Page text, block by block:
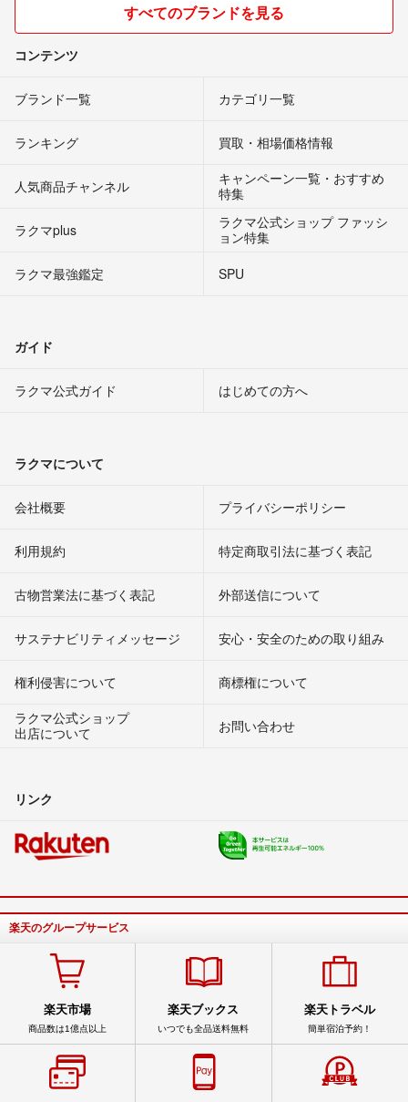
すべてのブランドを見る
コンテンツ
ブランド一覧 カテゴリ一覧
ランキング 買取・相場価格情報
人気商品チャンネル
キャンペーン一覧・おすすめ
特集
ラクマplus
ラクマ公式ショップ ファッシ
ョン特集
ラクマ最強鑑定
SPU
ガイド
ラクマ公式ガイド はじめての方へ
ラクマについて
会社概要 プライバシーポリシー
利用規約 特定商取引法に基づく表記
古物営業法に基づく表記 外部送信について
サステナビリティメッセージ 安心・安全のための取り組み
権利侵害について
商標権について
ラクマ公式ショップ
出店について
お問い合わせ
リンク
楽天のグループサービス
楽天市場
商品数は1億点以上
楽天ブックス
いつでも全品送料無料
楽天トラベル
簡単宿泊予約！